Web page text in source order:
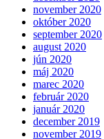
november 2020
október 2020
september 2020
august 2020
jún 2020
máj 2020
marec 2020
február 2020
január 2020
december 2019
november 2019